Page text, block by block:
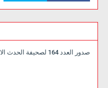
صدور العدد 164 لصحيفة الحدث الاسبوعي من لندن